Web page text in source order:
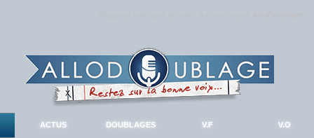
ACTUS DOUBLAGES V.F V.O